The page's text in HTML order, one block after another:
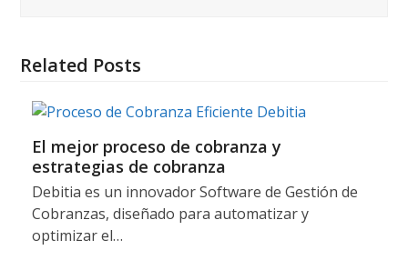
Related Posts
El mejor proceso de cobranza y
estrategias de cobranza
Debitia es un innovador Software de Gestión de
Cobranzas, diseñado para automatizar y
optimizar el…